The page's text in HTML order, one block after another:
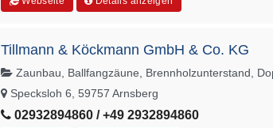
Tillmann & Köckmann GmbH & Co. KG
Zaunbau, Ballfangzäune, Brennholzunterstand,
Specksloh 6, 59757 Arnsberg
02932894860 / +49 2932894860